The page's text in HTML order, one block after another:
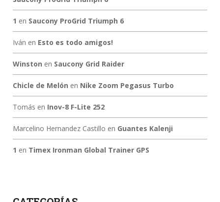
1 en Saucony ProGrid Triumph 6
Iván en Esto es todo amigos!
Winston en Saucony Grid Raider
Chicle de Melón en Nike Zoom Pegasus Turbo
Tomás en Inov-8 F-Lite 252
Marcelino Hernandez Castillo en Guantes Kalenji
1 en Timex Ironman Global Trainer GPS